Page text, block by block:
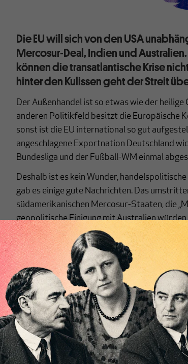
Die EU will sich von den USA
Mercosur-Deal, Indien und
können die transatlantische Krise
hinter den Kulissen geht der Streit
Der Außenhandel ist so etwas wie der
anderen Politikfeld besitzt die Europäische
sonst ist die EU international so gut
angeschlagene Exportnation Deutschland
Bundesliga und der Fußball-WM einmal
Deshalb ist es kein Wunder,
gab es einige gute Nachrichten. Das
südamerikanischen Mercosur-Staaten, die
geopolitische Einigung mit Australien
verleihen und Europa mehr Gewicht geben,
[...]
Nichts schreibt
Nur für Abonnenten
MAKROSKOP analysiert